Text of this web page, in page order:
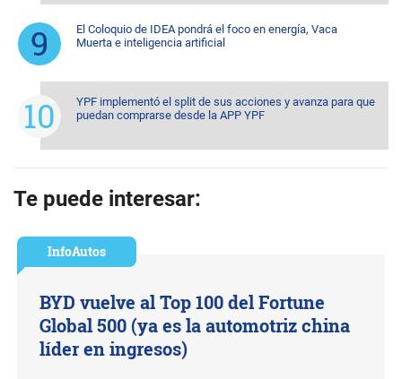
El Coloquio de IDEA pondrá el foco en energía, Vaca
Muerta e inteligencia artificial
YPF implementó el split de sus acciones y avanza para que
puedan comprarse desde la APP YPF
Te puede interesar:
InfoAutos
BYD vuelve al Top 100 del Fortune
Global 500 (ya es la automotriz china
líder en ingresos)